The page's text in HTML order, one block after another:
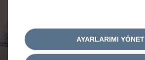
AYARLARIMI YÖNET